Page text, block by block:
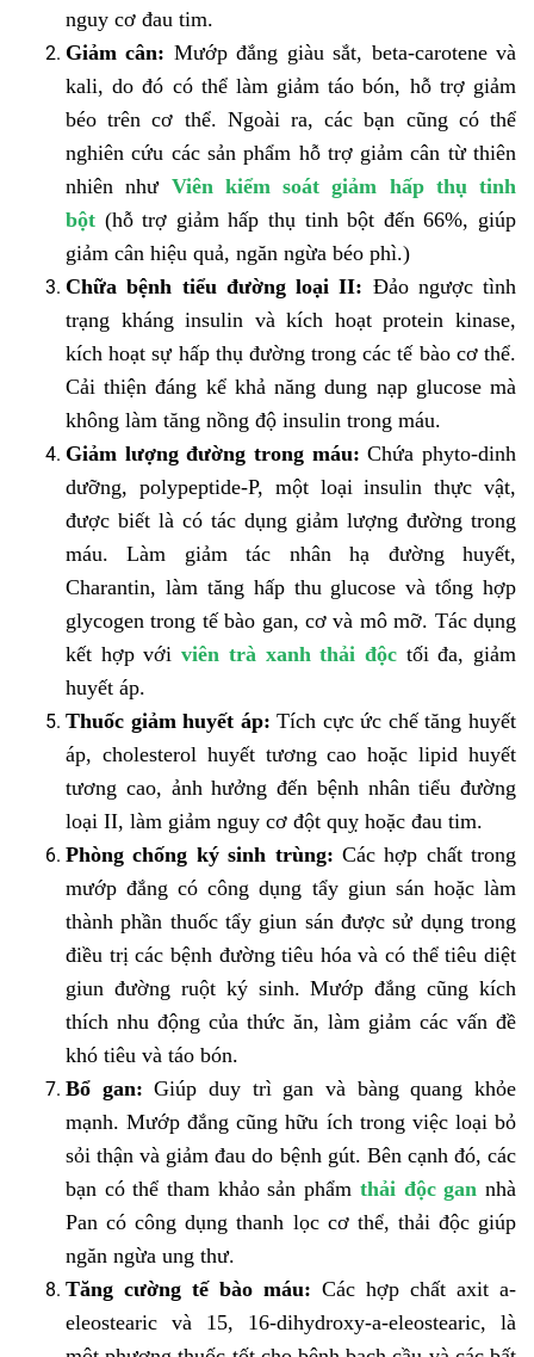
nguy cơ đau tim.
Giảm cân: Mướp đắng giàu sắt, beta-carotene và
kali, do đó có thể làm giảm táo bón, hỗ trợ giảm
béo trên cơ thể. Ngoài ra, các bạn cũng có thể
nghiên cứu các sản phẩm hỗ trợ giảm cân từ thiên
nhiên như Viên kiểm soát giảm hấp thụ tinh
bột (hỗ trợ giảm hấp thụ tinh bột đến 66%, giúp
giảm cân hiệu quả, ngăn ngừa béo phì.)
Chữa bệnh tiểu đường loại II: Đảo ngược tình
trạng kháng insulin và kích hoạt protein kinase,
kích hoạt sự hấp thụ đường trong các tế bào cơ thể.
Cải thiện đáng kể khả năng dung nạp glucose mà
không làm tăng nồng độ insulin trong máu.
Giảm lượng đường trong máu: Chứa phyto-dinh
dưỡng, polypeptide-P, một loại insulin thực vật,
được biết là có tác dụng giảm lượng đường trong
máu. Làm giảm tác nhân hạ đường huyết,
Charantin, làm tăng hấp thu glucose và tổng hợp
glycogen trong tế bào gan, cơ và mô mỡ. Tác dụng
kết hợp vớiviên trà xanh thải độctối đa, giảm
huyết áp.
Thuốc giảm huyết áp: Tích cực ức chế tăng huyết
áp, cholesterol huyết tương cao hoặc lipid huyết
tương cao, ảnh hưởng đến bệnh nhân tiểu đường
loại II, làm giảm nguy cơ đột quỵ hoặc đau tim.
Phòng chống ký sinh trùng: Các hợp chất trong
mướp đắng có công dụng tẩy giun sán hoặc làm
thành phần thuốc tẩy giun sán được sử dụng trong
điều trị các bệnh đường tiêu hóa và có thể tiêu diệt
giun đường ruột ký sinh. Mướp đắng cũng kích
thích nhu động của thức ăn, làm giảm các vấn đề
khó tiêu và táo bón.
Bổ gan:Giúp duy trì gan và bàng quang khỏe
mạnh. Mướp đắng cũng hữu ích trong việc loại bỏ
sỏi thận và giảm đau do bệnh gút. Bên cạnh đó, các
bạn có thể tham khảo sản phẩm thải độc gan nhà
Pan có công dụng thanh lọc cơ thể, thải độc giúp
ngăn ngừa ung thư.
Tăng cường tế bào máu: Các hợp chất axit a-
eleostearic và 15, 16-dihydroxy-a-eleostearic, là